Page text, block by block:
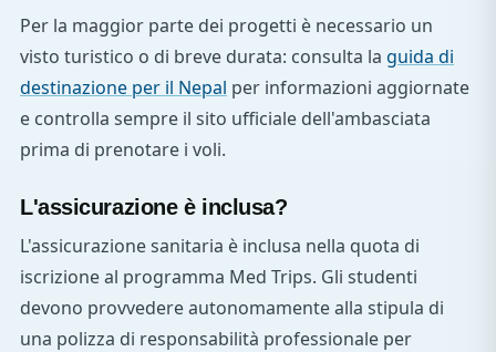
Per la maggior parte dei progetti è necessario un
visto turistico o di breve durata: consulta la guida di
destinazione per il Nepal per informazioni aggiornate
e controlla sempre il sito ufficiale dell'ambasciata
prima di prenotare i voli.
L'assicurazione è inclusa?
L'assicurazione sanitaria è inclusa nella quota di
iscrizione al programma Med Trips. Gli studenti
devono provvedere autonomamente alla stipula di
una polizza di responsabilità professionale per